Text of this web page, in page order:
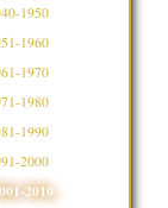
1950
1960
1970
1980
1990
2000
2010